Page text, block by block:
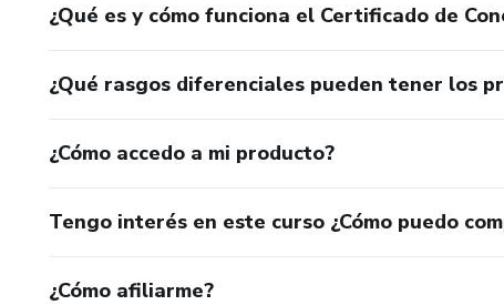
¿Qué es y cómo funciona el Certificado de
¿Qué rasgos diferenciales pueden tener los
¿Cómo accedo a mi producto?
Tengo interés en este curso ¿Cómo puedo
¿Cómo afiliarme?